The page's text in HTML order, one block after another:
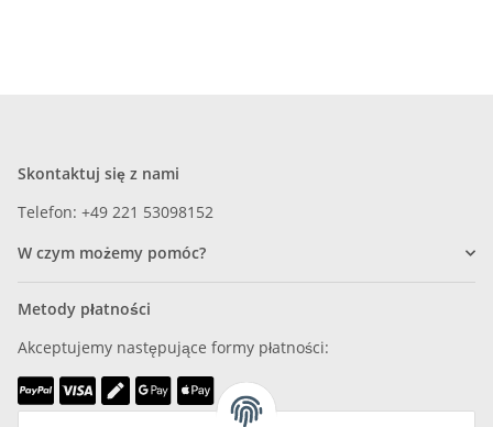
Skontaktuj się z nami
Telefon: +49 221 53098152
W czym możemy pomóc?
Metody płatności
Akceptujemy następujące formy płatności: